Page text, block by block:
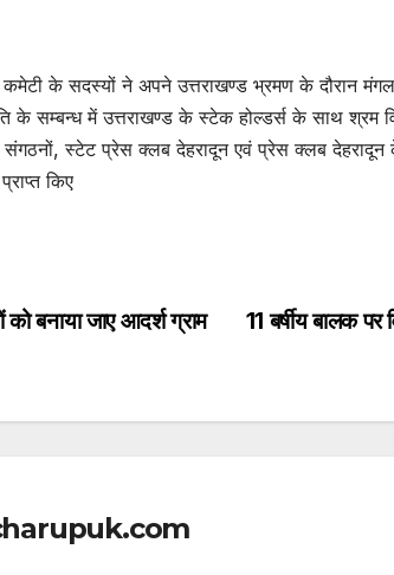
कमेटी के सदस्यों ने अपने उत्तराखण्ड भ्रमण के दौरान
के सम्बन्ध में उत्तराखण्ड के स्टेक होल्डर्स के साथ
संगठनों, स्टेट प्रेस क्लब देहरादून एवं प्रेस क्लब देहरादून
किए
11 बर्षीय बालक
बनाया जाए आदर्श ग्राम